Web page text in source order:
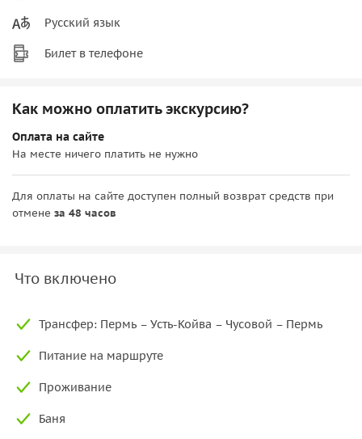
Русский язык
Билет в телефоне
Как можно оплатить экскурсию?
Оплата на сайте
На месте ничего платить не нужно
Для оплаты на сайте доступен полный возврат средств при
отмене за 48 часов
Что включено
Трансфер: Пермь – Усть-Койва – Чусовой – Пермь
Питание на маршруте
Проживание
Баня